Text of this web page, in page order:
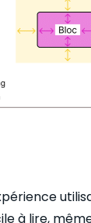
à lire,